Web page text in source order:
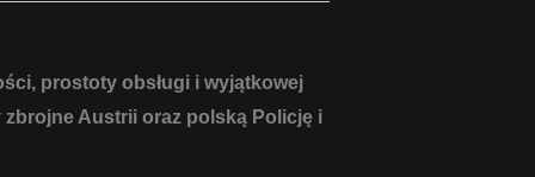
prostoty obsługi i wyjątkowej
zbrojne Austrii oraz polską Policję i